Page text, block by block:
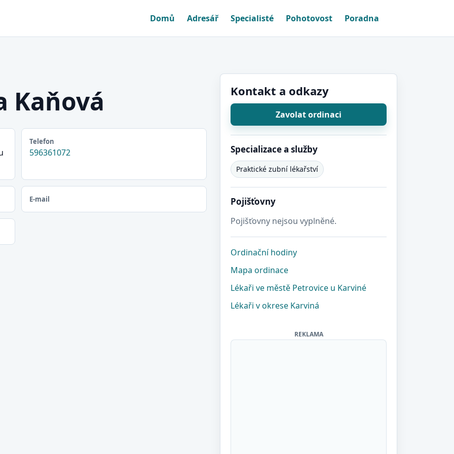
Domů Adresář Specialisté Pohotovost Poradna
Kaňová
Telefon
596361072
E-mail
Kontakt a odkazy
Zavolat ordinaci
Specializace a služby
Praktické zubní lékařství
Pojišťovny
Pojišťovny nejsou vyplněné.
Ordinační hodiny
Mapa ordinace
Lékaři ve městě Petrovice u Karviné
Lékaři v okrese Karviná
REKLAMA